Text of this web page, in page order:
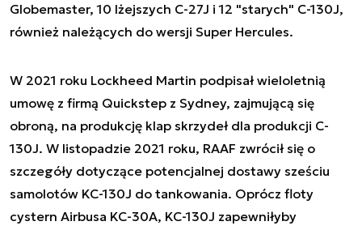
Globemaster, 10 lżejszych C-27J i 12 "starych" C-130J,
również należących do wersji Super Hercules.
W 2021 roku Lockheed Martin podpisał wieloletnią
umowę z firmą Quickstep z Sydney, zajmującą się
obroną, na produkcję klap skrzydeł dla produkcji C-
130J. W listopadzie 2021 roku, RAAF zwrócił się o
szczegóły dotyczące potencjalnej dostawy sześciu
samolotów KC-130J do tankowania. Oprócz floty
cystern Airbusa KC-30A, KC-130J zapewniłyby